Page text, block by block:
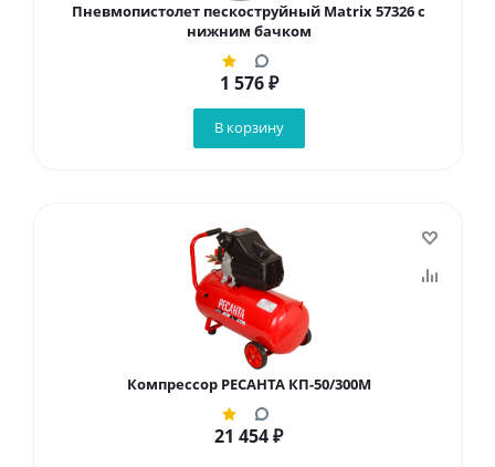
Пневмопистолет пескоструйный Matrix 57326 с
нижним бачком
1 576₽
В корзину
Компрессор РЕСАНТА КП-50/300М
21 454₽